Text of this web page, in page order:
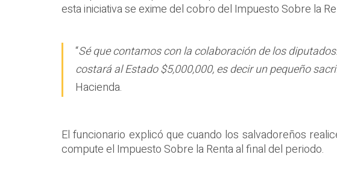
esta iniciativa se exime del cobro del Impuesto Sobre la
“Sé que contamos con la colaboración de los
costará al Estado $5,000,000, es decir un pequeño
Hacienda.
El funcionario explicó que cuando los salvadoreños
compute el Impuesto Sobre la Renta al final del periodo.